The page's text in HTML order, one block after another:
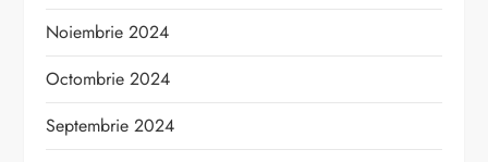
Noiembrie 2024
Octombrie 2024
Septembrie 2024